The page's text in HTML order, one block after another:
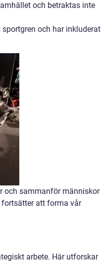
och betraktas inte
och har inkluderat
och sammanför människor
att forma vår
arbete. Här utforskar